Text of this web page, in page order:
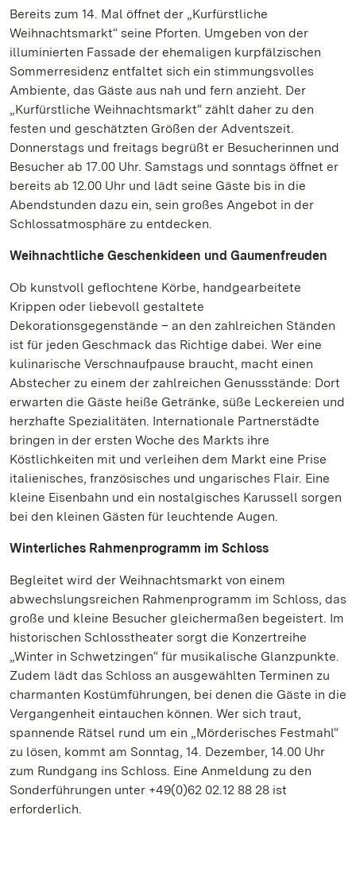
Bereits zum 14. Mal öffnet der „Kurfürstliche
Weihnachtsmarkt“ seine Pforten. Umgeben von der
illuminierten Fassade der ehemaligen kurpfälzischen
Sommerresidenz entfaltet sich ein stimmungsvolles
Ambiente, das Gäste aus nah und fern anzieht. Der
„Kurfürstliche Weihnachtsmarkt“ zählt daher zu den
festen und geschätzten Größen der Adventszeit.
Donnerstags und freitags begrüßt er Besucherinnen und
Besucher ab 17.00 Uhr. Samstags und sonntags öffnet er
bereits ab 12.00 Uhr und lädt seine Gäste bis in die
Abendstunden dazu ein, sein großes Angebot in der
Schlossatmosphäre zu entdecken.
Weihnachtliche Geschenkideen und Gaumenfreuden
Ob kunstvoll geflochtene Körbe, handgearbeitete
Krippen oder liebevoll gestaltete
Dekorationsgegenstände – an den zahlreichen Ständen
ist für jeden Geschmack das Richtige dabei. Wer eine
kulinarische Verschnaufpause braucht, macht einen
Abstecher zu einem der zahlreichen Genussstände: Dort
erwarten die Gäste heiße Getränke, süße Leckereien und
herzhafte Spezialitäten. Internationale Partnerstädte
bringen in der ersten Woche des Markts ihre
Köstlichkeiten mit und verleihen dem Markt eine Prise
italienisches, französisches und ungarisches Flair. Eine
kleine Eisenbahn und ein nostalgisches Karussell sorgen
bei den kleinen Gästen für leuchtende Augen.
Winterliches Rahmenprogramm im Schloss
Begleitet wird der Weihnachtsmarkt von einem
abwechslungsreichen Rahmenprogramm im Schloss, das
große und kleine Besucher gleichermaßen begeistert. Im
historischen Schlosstheater sorgt die Konzertreihe
„Winter in Schwetzingen“ für musikalische Glanzpunkte.
Zudem lädt das Schloss an ausgewählten Terminen zu
charmanten Kostümführungen, bei denen die Gäste in die
Vergangenheit eintauchen können. Wer sich traut,
spannende Rätsel rund um ein „Mörderisches Festmahl“
zu lösen, kommt am Sonntag, 14. Dezember, 14.00 Uhr
zum Rundgang ins Schloss. Eine Anmeldung zu den
Sonderführungen unter +49(0)62 02.12 88 28 ist
erforderlich.